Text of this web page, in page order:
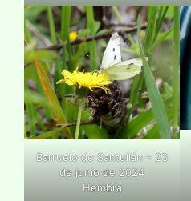
Barruelo de Santullán – 23
de junio de 2024
Hembra